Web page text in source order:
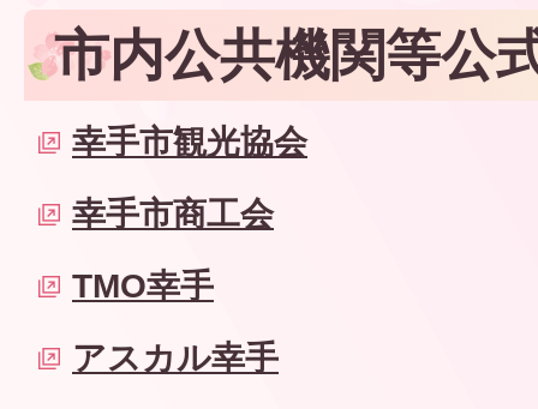
市内公共機関等公
幸手市観光協会
幸手市商工会
TMO幸手
アスカル幸手